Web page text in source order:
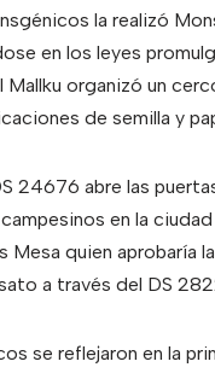
la realizó
en los leyes
organizó un
de semilla y
24676 abre las
en la
quien aprobaría
a través del DS
se reflejaron en la